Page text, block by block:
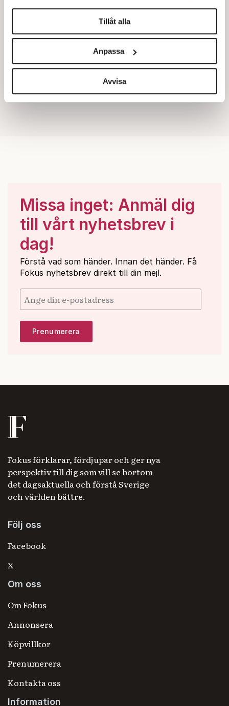
helst från cookie-förklaringen.
Vi använder enhetsidentifierare för att anpassa innehållet
för sociala medier och analysera vår trafik. Vi
vidarebefordrar även sådana identifierare och annan
information från din enhet till de sociala medier och
annons- och analysföretag som vi samarbetar med.
Dessa kan i sin tur kombinera informationen med annan
Tillåt alla
Anpassa
Avvisa
Missa inget: Anmäl dig
till vårt nyhetsbrev i
dag!
Förstå vad som händer. Innan det händer. Få
Fokus nyhetsbrev direkt till din mejl.
Fokus förklarar, fördjupar och ger nya
perspektiv till dig som vill se bortom
det dagsaktuella och förstå Sverige
och världen bättre.
Följ oss
Facebook
X
Om oss
Om Fokus
Annonsera
Köpvillkor
Prenumerera
Kontakta oss
Information